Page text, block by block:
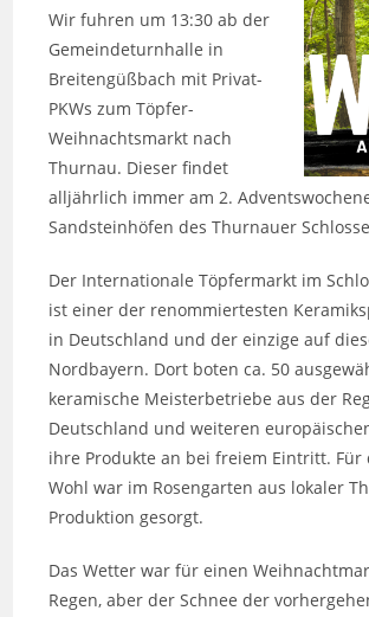
Wir fuhren um 13:30 ab der
Gemeindeturnhalle in
Breitengüßbach mit Privat-
PKWs zum Töpfer-
Weihnachtsmarkt nach
Thurnau. Dieser findet
alljährlich immer am 2.
Sandsteinhöfen des Thurnauer
Der Internationale Töpfermarkt im
ist einer der renommiertesten
in Deutschland und der einzige auf
Nordbayern. Dort boten ca. 50
keramische Meisterbetriebe aus der
Deutschland und weiteren
ihre Produkte an bei freiem Eintritt. Für
Wohl war im Rosengarten aus lokaler
Produktion gesorgt.
Das Wetter war für einen
Regen, aber der Schnee der